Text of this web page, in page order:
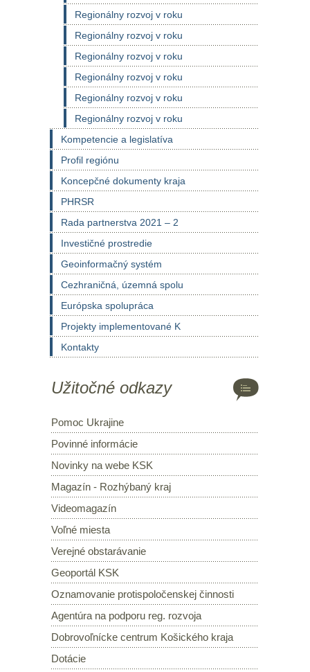
Regionálny rozvoj v roku
Regionálny rozvoj v roku
Regionálny rozvoj v roku
Regionálny rozvoj v roku
Regionálny rozvoj v roku
Regionálny rozvoj v roku
Kompetencie a legislatíva
Profil regiónu
Koncepčné dokumenty kraja
PHRSR
Rada partnerstva 2021 – 2
Investičné prostredie
Geoinformačný systém
Cezhraničná, územná spolu
Európska spolupráca
Projekty implementované K
Kontakty
Užitočné odkazy
Pomoc Ukrajine
Povinné informácie
Novinky na webe KSK
Magazín - Rozhýbaný kraj
Videomagazín
Voľné miesta
Verejné obstarávanie
Geoportál KSK
Oznamovanie protispoločenskej činnosti
Agentúra na podporu reg. rozvoja
Dobrovoľnícke centrum Košického kraja
Dotácie